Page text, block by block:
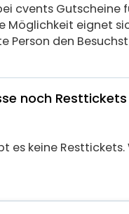
cvents Gutscheine
Möglichkeit eignet
Person den
noch
es keine